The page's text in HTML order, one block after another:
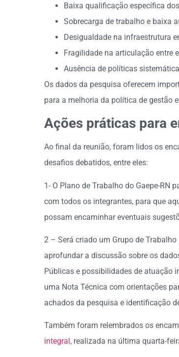
Baixa qualificação específica
Sobrecarga de trabalho e baixa
Desigualdade na infraestrutura
Fragilidade na articulação entre
Ausência de políticas
Os dados da pesquisa oferecem
para a melhoria da política de gestão
Ações práticas para
Ao final da reunião, foram lidos os
desafios debatidos, entre eles:
1- O Plano de Trabalho do Gaepe-RN
com todos os integrantes, para que
possam encaminhar eventuais
2 – Será criado um Grupo de
aprofundar a discussão sobre os
Públicas e possibilidades de atuação
uma Nota Técnica com orientações
achados da pesquisa e identificação
Também foram relembrados os
integral , realizada na última quarta-